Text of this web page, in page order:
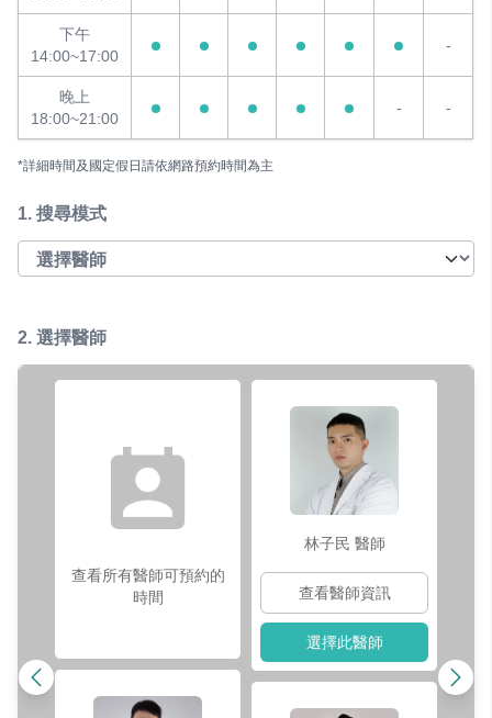
下午
14:00~17:00
-
晚上
18:00~21:00
- -
*詳細時間及國定假日請依網路預約時間為主
1. 搜尋模式
2. 選擇醫師
查看所有醫師可預約的
時間
林子民 醫師
查看醫師資訊
選擇此醫師